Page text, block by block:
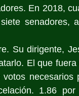
En 2018,
senadores,
Su dirigente,
El que
necesarios
1.86